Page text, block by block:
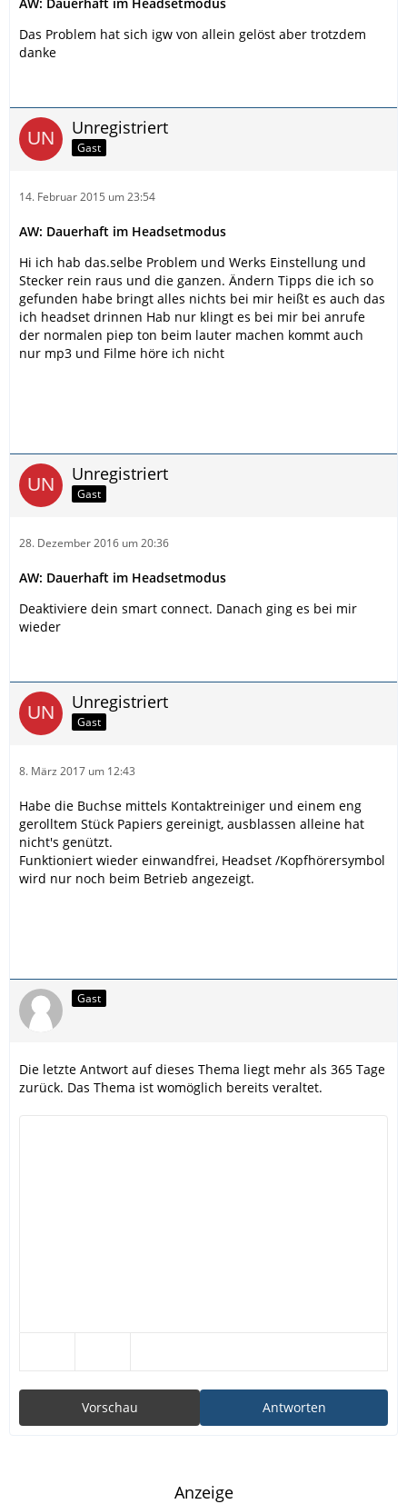
Das Problem hat sich igw von allein gelöst aber trotzdem
danke
Unregistriert
Gast
14. Februar 2015 um 23:54
AW: Dauerhaft im Headsetmodus
Hi ich hab das.selbe Problem und Werks Einstellung und
Stecker rein raus und die ganzen. Ändern Tipps die ich so
gefunden habe bringt alles nichts bei mir heißt es auch das
ich headset drinnen Hab nur klingt es bei mir bei anrufe
der normalen piep ton beim lauter machen kommt auch
nur mp3 und Filme höre ich nicht
Unregistriert
Gast
28. Dezember 2016 um 20:36
AW: Dauerhaft im Headsetmodus
Deaktiviere dein smart connect. Danach ging es bei mir
wieder
Unregistriert
Gast
8. März 2017 um 12:43
Habe die Buchse mittels Kontaktreiniger und einem eng
gerolltem Stück Papiers gereinigt, ausblassen alleine hat
nicht's genützt.
Funktioniert wieder einwandfrei, Headset /Kopfhörersymbol
wird nur noch beim Betrieb angezeigt.
Gast
Die letzte Antwort auf dieses Thema liegt mehr als 365 Tage
zurück. Das Thema ist womöglich bereits veraltet.
Antworten
Vorschau
Anzeige